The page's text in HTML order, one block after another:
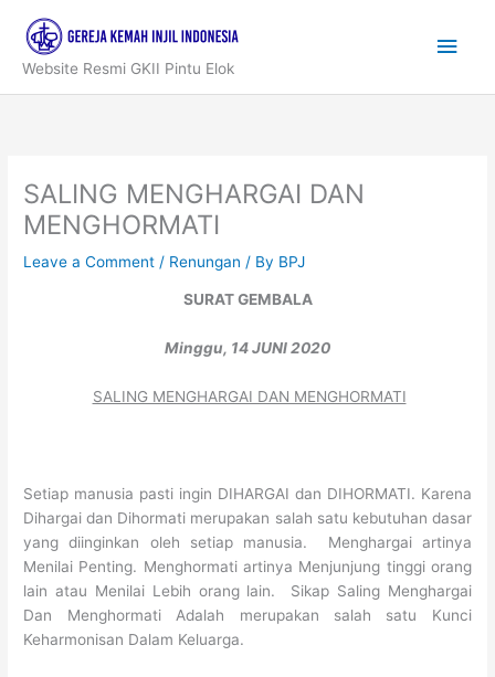
content
Website Resmi GKII Pintu Elok
Main
SALING MENGHARGAI DAN
MENGHORMATI
Leave a Comment / Renungan / By BPJ
SURAT GEMBALA
Minggu, 14 JUNI 2020
SALING MENGHARGAI DAN MENGHORMATI
Setiap manusia pasti ingin DIHARGAI dan DIHORMATI. Karena
Dihargai dan Dihormati merupakan salah satu kebutuhan dasar
yang diinginkan oleh setiap manusia. Menghargai artinya
Menilai Penting. Menghormati artinya Menjunjung tinggi orang
lain atau Menilai Lebih orang lain. Sikap Saling Menghargai
Dan Menghormati Adalah merupakan salah satu Kunci
Keharmonisan Dalam Keluarga.